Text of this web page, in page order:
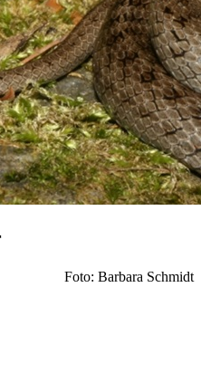
Foto: Barbara Schmidt